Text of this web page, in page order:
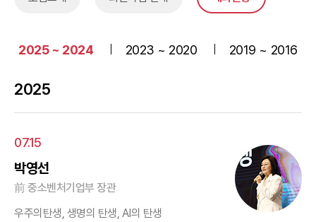
2025 ~ 2024 2023 ~ 2020 2019 ~ 2016
2025
07.15
박영선
前 중소벤처기업부 장관
우주의탄생, 생명의 탄생, AI의 탄생